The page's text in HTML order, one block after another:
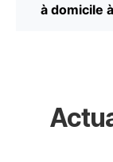
à domicile